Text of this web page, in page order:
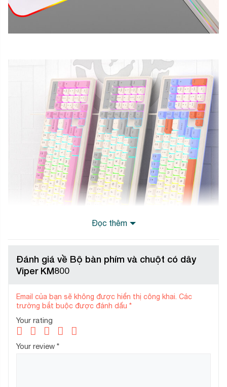
Đọc thêm
Đánh giá về Bộ bàn phím và chuột có dây
Viper KM800
Email của bạn sẽ không được hiển thị công khai. Các
trường bắt buộc được đánh dấu *
Your rating
Your review *